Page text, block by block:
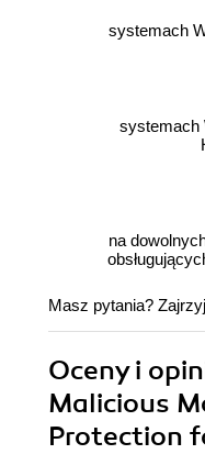
systemach
systemach
na
Masz pytania?
Oceny i
Malicious
Protection